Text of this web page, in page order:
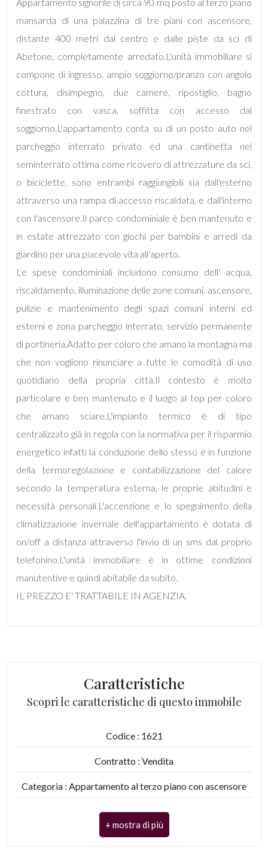
mansarda di una palazzina di tre piani con ascensore,
distante 400 metri dal centro e dalle piste da sci di
Abetone, completamente arredato.L'unità immobiliare si
compone di ingresso, ampio soggiorno/pranzo con angolo
cottura, disimpegno, due camere, ripostiglio, bagno
finestrato con vasca, soffitta con accesso dal
soggiorno.L'appartamento conta su di un posto auto nel
parcheggio interrato privato ed una cantinetta nel
seminterrato ottima come ricovero di attrezzature da sci,
o biciclette, sono entrambi raggiungibili sia dall'esterno
attraverso una rampa di accesso riscaldata, e dall'interno
con l'ascensore.Il parco condominiale è ben mantenuto e
in estate attrezzato con giochi per bambini e arredi da
giardino per una piacevole vita all'aperto.
Le spese condominiali includono consumo dell' acqua,
riscaldamento, illuminazione delle zone comuni, ascensore,
pulizie e mantenimento degli spazi comuni interni ed
esterni e zona parcheggio interrato, servizio permanente
di portineria.Adatto per coloro che amano la montagna ma
che non vogliono rinunciare a tutte le comodità di uso
quotidiano della propria città.Il contesto è molto
particolare e ben mantenuto e il luogo al top per coloro
che amano sciare.L'impianto termico è di tipo
centralizzato già in regola con la normativa per il risparmio
energetico infatti la conduzione dello stesso è in funzione
della termoregolazione e contabilizzazione del calore
secondo la temperatura esterna, le proprie abitudini e
necessità personali.L'accenzione e lo spegnimento della
climatizzazione invernale dell'appartamento è dotata di
on/off a distanza attraverso l'invio di un sms dal proprio
telefonino.L'unità immobiliare è in ottime condizioni
manutentive e quindi abitabile da subito.
IL PREZZO E' TRATTABILE IN AGENZIA.
Caratteristiche
Scopri le caratteristiche di questo immobile
Codice : 1621
Contratto : Vendita
Categoria : Appartamento al terzo piano con ascensore
Indirizzo : Via Giardini sud
CAP : 51021
Totale
mq
Locali
minimi
3
4
5
5+
Bagni
minimi
Qualsiasi
1
2
minime